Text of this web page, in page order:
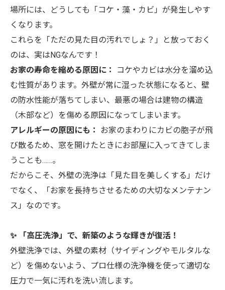
場所には、どうしても「コケ・藻・カビ」が発生しやす
くなります。
これらを「ただの見た目の汚れでしょ？」と放っておく
のは、実はNGなんです！
お家の寿命を縮める原因に：
コケやカビは水分を溜め込
む性質があります。外壁が常に湿った状態になると、壁
の防水性能が落ちてしまい、最悪の場合は建物の構造
（木部など）を傷める原因になってしまいます。
アレルギーの原因にも：
お家のまわりにカビの胞子が飛
び散るため、窓を開けたときにお部屋に入ってきてしま
うことも……。
だからこそ、外壁の洗浄は「見た目を美しくする」だけ
でなく、「お家を長持ちさせるための大切なメンテナン
ス」なのです。
✨ 「高圧洗浄」で、新築のような輝きが復活！
外壁洗浄では、外壁の素材（サイディングやモルタルな
ど）を傷めないよう、プロ仕様の洗浄機を使って適切な
圧力で一気に汚れを洗い流します。